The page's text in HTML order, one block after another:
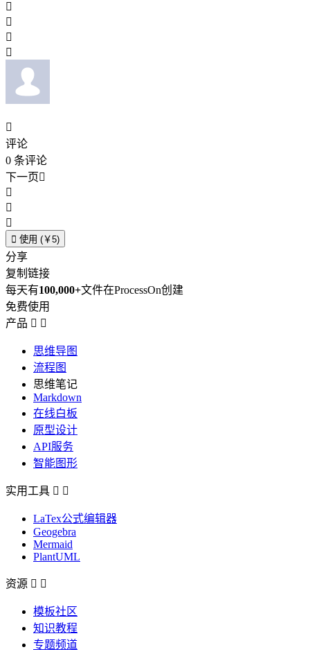





评论
0 条评论
下一页



 使用 (￥5)
分享
复制链接
每天有100,000+文件在ProcessOn创建
免费使用
产品  
思维导图
流程图
思维笔记
Markdown
在线白板
原型设计
API服务
智能图形
实用工具  
LaTex公式编辑器
Geogebra
Mermaid
PlantUML
资源  
模板社区
知识教程
专题频道